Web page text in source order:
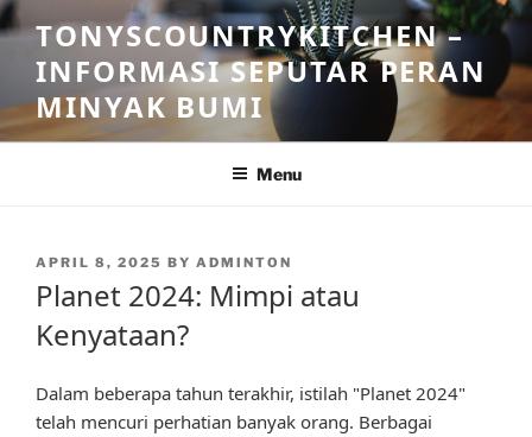
Skip
to
content
TONYSCOUNTRYKITCHEN –
INFORMASI SEPUTAR PERAN
MINYAK BUMI
Menu
POSTED
ON
APRIL 8, 2025 BY ADMINTON
Planet 2024: Mimpi atau
Kenyataan?
Dalam beberapa tahun terakhir, istilah "Planet 2024"
telah mencuri perhatian banyak orang. Berbagai